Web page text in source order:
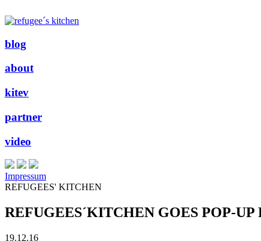
blog
about
kitev
partner
video
Impressum
REFUGEES' KITCHEN
REFUGEES´KITCHEN GOES POP-UP
19.12.16